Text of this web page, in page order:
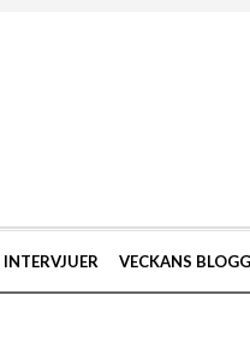
VECKANS BLOGG